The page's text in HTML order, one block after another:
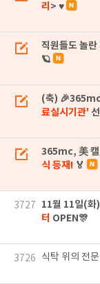
리 > ♥
직원들도 놀란
🪐
(축)
료실시기관'
365mc, 美 캘
식 등재! 🏅
3727 11월 11일(화
터 OPEN🎊
3726 식탁 위의 전